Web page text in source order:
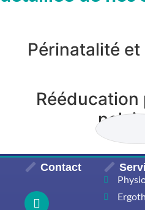
Périnatalité
Rééducation
Contact